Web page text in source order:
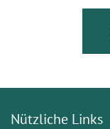
Nützliche Links